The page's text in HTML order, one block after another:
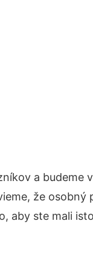
a budeme
že osobný
aby ste mali